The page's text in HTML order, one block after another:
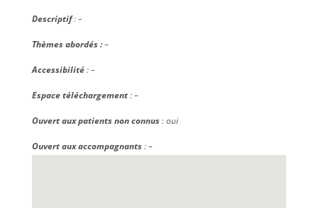
Descriptif: –
Thèmes abordés :–
Accessibilité: –
Espace téléchargement: –
Ouvert aux patients non connus: oui
Ouvert aux accompagnants: –